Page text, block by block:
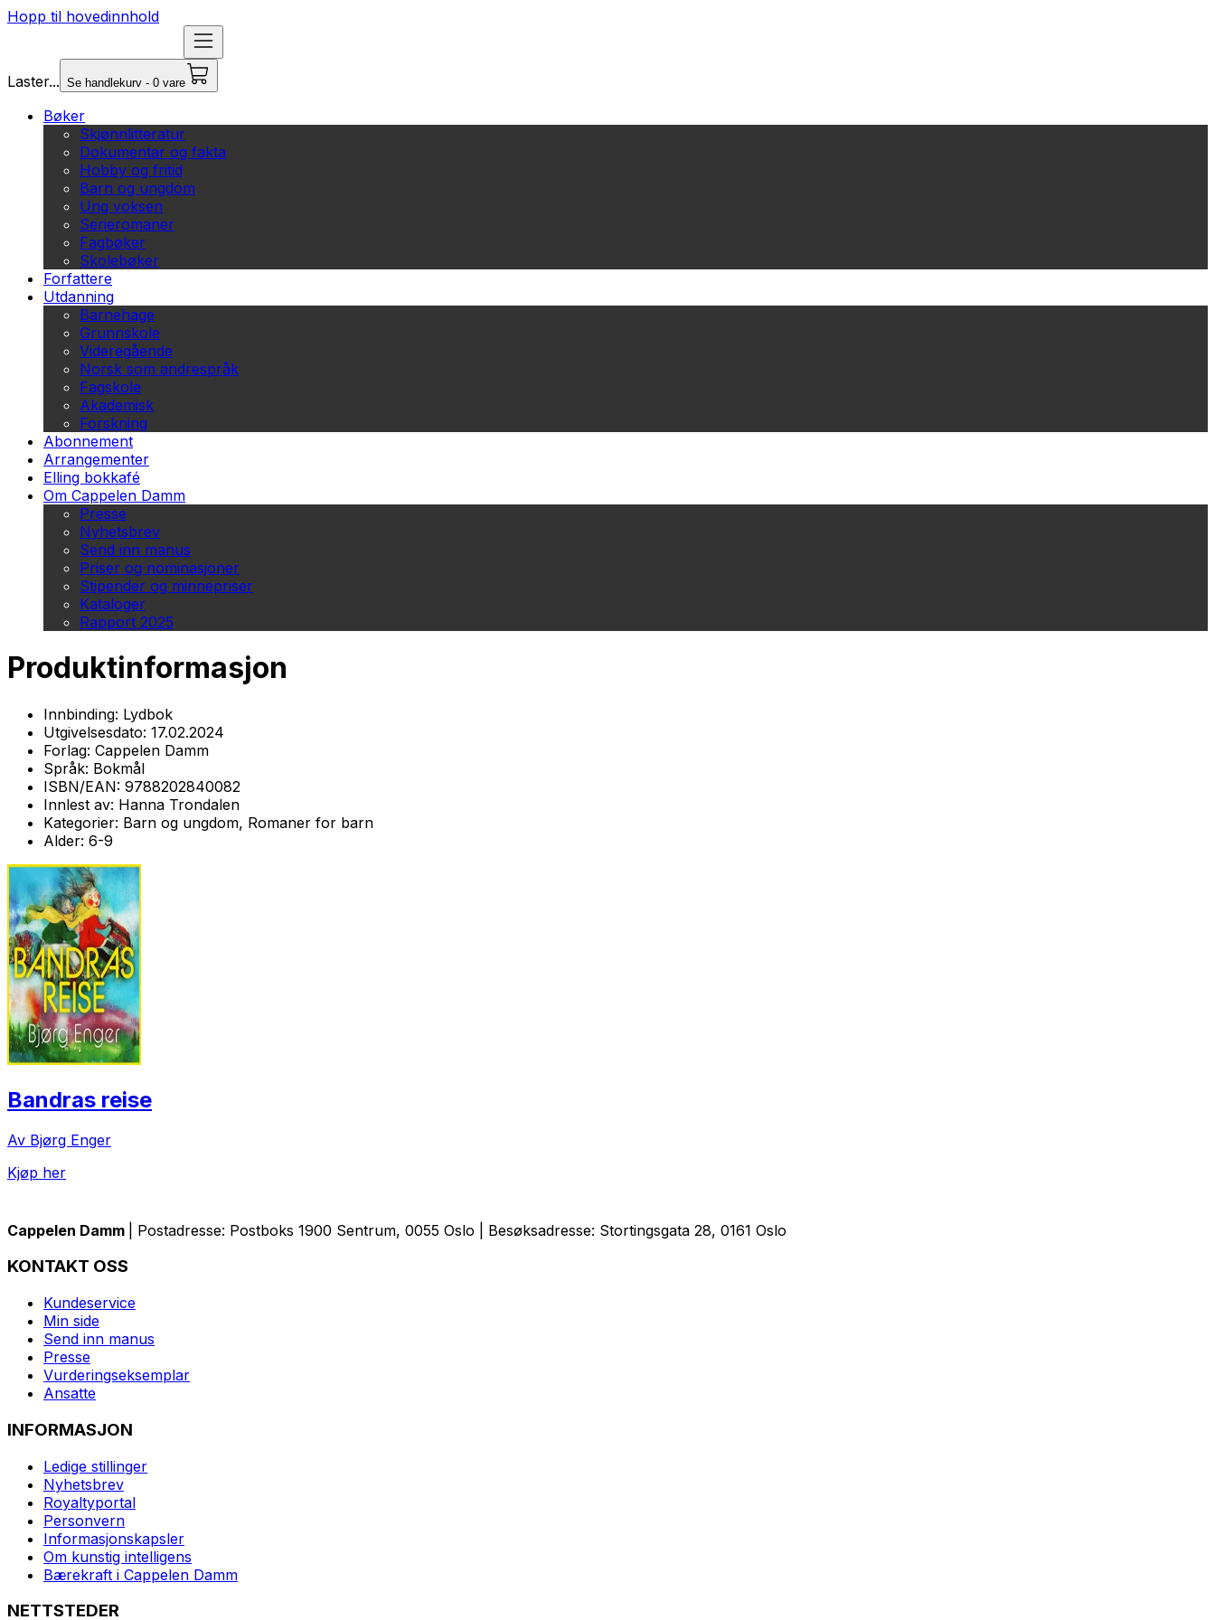
Hopp til hovedinnhold
Laster... Se handlekurv - 0 vare
Bøker
Skjønnlitteratur
Dokumentar og fakta
Hobby og fritid
Barn og ungdom
Ung voksen
Serieromaner
Fagbøker
Skolebøker
Forfattere
Utdanning
Barnehage
Grunnskole
Videregående
Norsk som andrespråk
Fagskole
Akademisk
Forskning
Abonnement
Arrangementer
Elling bokkafé
Om Cappelen Damm
Presse
Nyhetsbrev
Send inn manus
Priser og nominasjoner
Stipender og minnepriser
Kataloger
Rapport 2025
Produktinformasjon
Innbinding: Lydbok
Utgivelsesdato: 17.02.2024
Forlag: Cappelen Damm
Språk: Bokmål
ISBN/EAN: 9788202840082
Innlest av: Hanna Trondalen
Kategorier: Barn og ungdom, Romaner for barn
Alder: 6-9
Bandras reise
Av Bjørg Enger
Kjøp her
Cappelen Damm | Postadresse: Postboks 1900 Sentrum, 0055 Oslo | Besøksadresse: Stortingsgata 28, 0161 Oslo
KONTAKT OSS
Kundeservice
Min side
Send inn manus
Presse
Vurderingseksemplar
Ansatte
INFORMASJON
Ledige stillinger
Nyhetsbrev
Royaltyportal
Personvern
Informasjonskapsler
Om kunstig intelligens
Bærekraft i Cappelen Damm
NETTSTEDER